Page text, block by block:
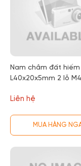
Nam châm đất hiếm
L40x20x5mm 2 lỗ M4
Liên hệ
MUA HÀNG